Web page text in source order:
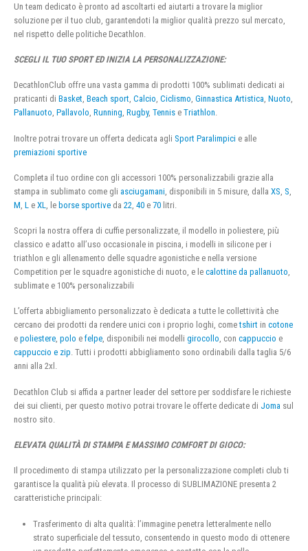
Un team dedicato è pronto ad ascoltarti ed aiutarti a trovare la miglior
soluzione per il tuo club, garantendoti la miglior qualità prezzo sul mercato,
nel rispetto delle politiche Decathlon.
SCEGLI IL TUO SPORT ED INIZIA LA PERSONALIZZAZIONE:
DecathlonClub offre una vasta gamma di prodotti 100% sublimati dedicati ai
praticanti di Basket, Beach sport, Calcio, Ciclismo, Ginnastica Artistica, Nuoto,
Pallanuoto, Pallavolo, Running, Rugby, Tennis e Triathlon.
Inoltre potrai trovare un offerta dedicata agli Sport Paralimpici e alle
premiazioni sportive
Completa il tuo ordine con gli accessori 100% personalizzabili grazie alla
stampa in sublimato come gli asciugamani , disponibili in 5 misure, dalla XS S
M L e XL , le borse sportive da 22 40 e 70 litri.
Scopri la nostra offera di cuffie personalizzate, il modello in poliestere, più
classico e adatto all’uso occasionale in piscina, i modelli in silicone per i
triathlon e gli allenamento delle squadre agonistiche e nella versione
Competition per le squadre agonistiche di nuoto, e le calottine da pallanuoto,
sublimate e 100% personalizzabili
L’offerta abbigliamento personalizzato è dedicata a tutte le collettività che
cercano dei prodotti da rendere unici con i proprio loghi, cometshirt in cotone
e poliestere, polo e felpe, disponibili nei modelli girocollo, con cappuccio e
cappuccio e zip. Tutti i prodotti abbigliamento sono ordinabili dalla taglia 5/6
anni alla 2xl.
Decathlon Club si affida a partner leader del settore per soddisfare le richieste
dei sui clienti, per questo motivo potrai trovare le offerte dedicate di Joma sul
nostro sito.
ELEVATA QUALITÀ DI STAMPA E MASSIMO COMFORT DI GIOCO:
Il procedimento di stampa utilizzato per la personalizzazione completi club ti
garantisce la qualità più elevata. Il processo di SUBLIMAZIONE presenta 2
caratteristiche principali:
Trasferimento di alta qualità: l’immagine penetra letteralmente nello
strato superficiale del tessuto, consentendo in questo modo di ottenere